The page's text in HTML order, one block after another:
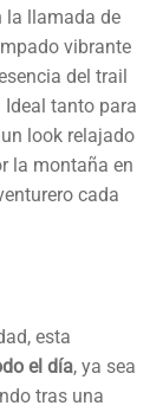
la llamada de
vibrante
del trail
tanto para
look relajado
la montaña en
cada
esta
el día, ya sea
tras una